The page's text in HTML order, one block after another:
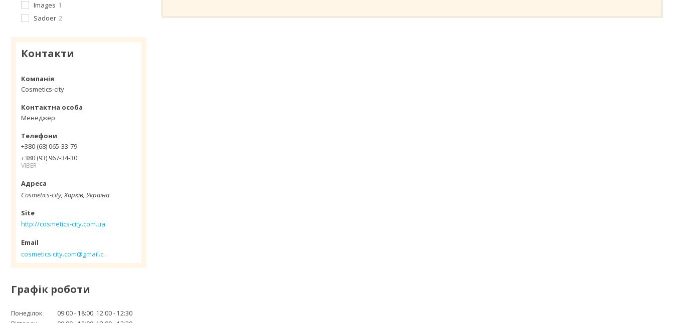
Images 1
Sadoer 2
Контакти
Cosmetics-city
Менеджер
+380 (68) 065-33-79
+380 (93) 967-34-30
VIBER
Cosmetics-city, Харків, Україна
http://cosmetics-city.com.ua
cosmetics.city.com@gmail.com
Графік роботи
Понеділок 09:00 18:00 12:00
12:30